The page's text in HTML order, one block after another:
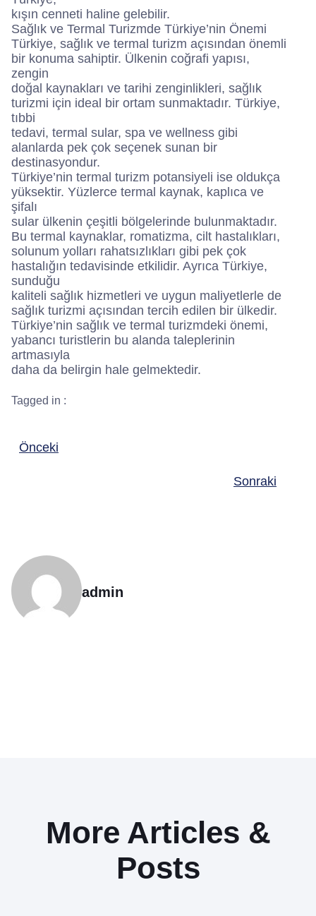
kışın cenneti haline gelebilir.
Sağlık ve Termal Turizmde Türkiye’nin Önemi
Türkiye, sağlık ve termal turizm açısından önemli
bir konuma sahiptir. Ülkenin coğrafi yapısı,
zengin
doğal kaynakları ve tarihi zenginlikleri, sağlık
turizmi için ideal bir ortam sunmaktadır. Türkiye,
tıbbi
tedavi, termal sular, spa ve wellness gibi
alanlarda pek çok seçenek sunan bir
destinasyondur.
Türkiye’nin termal turizm potansiyeli ise oldukça
yüksektir. Yüzlerce termal kaynak, kaplıca ve
şifalı
sular ülkenin çeşitli bölgelerinde bulunmaktadır.
Bu termal kaynaklar, romatizma, cilt hastalıkları,
solunum yolları rahatsızlıkları gibi pek çok
hastalığın tedavisinde etkilidir. Ayrıca Türkiye,
sunduğu
kaliteli sağlık hizmetleri ve uygun maliyetlerle de
sağlık turizmi açısından tercih edilen bir ülkedir.
Türkiye’nin sağlık ve termal turizmdeki önemi,
yabancı turistlerin bu alanda taleplerinin
artmasıyla
daha da belirgin hale gelmektedir.
Tagged in :
Önceki
Sonraki
admin
More Articles &
Posts